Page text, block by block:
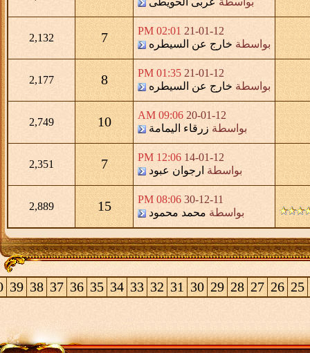
21-01-12
02:01 PM
بواسطة خارج عن السيطره 7
2,132
21-01-12
01:35 PM
بواسطة خارج عن السيطره 8
2,177
20-01-12
09:06 AM
بواسطة زرقاء اليمامة 10
2,749
14-01-12
12:06 PM
بواسطة ارجوان عبود 7
2,351
30-12-11
08:06 PM
بواسطة محمد محمود 15
2,889
25
26
27
28
29
30
31
32
33
34
35
36
37
38
39